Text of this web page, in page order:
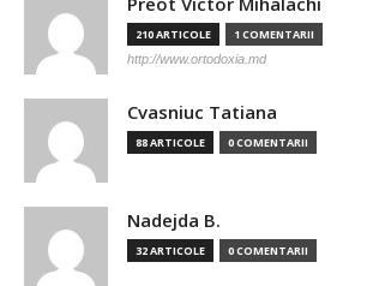
210 ARTICOLE 1 COMENTARII
http://www.ortodoxia.md
Cvasniuc Tatiana
88 ARTICOLE 0 COMENTARII
Nadejda B.
32 ARTICOLE 0 COMENTARII